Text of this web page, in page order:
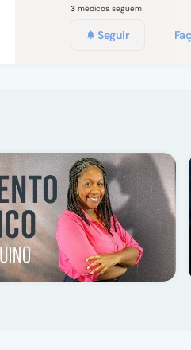
3 médicos seguem
Seguir